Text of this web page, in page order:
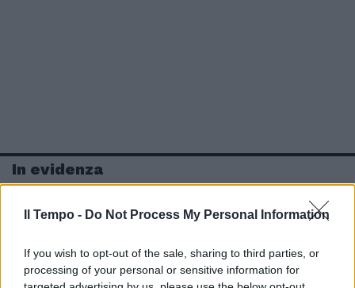
Il Tempo - Do Not Process My Personal Information
If you wish to opt-out of the sale, sharing to third parties, or
processing of your personal or sensitive information for
In evidenza